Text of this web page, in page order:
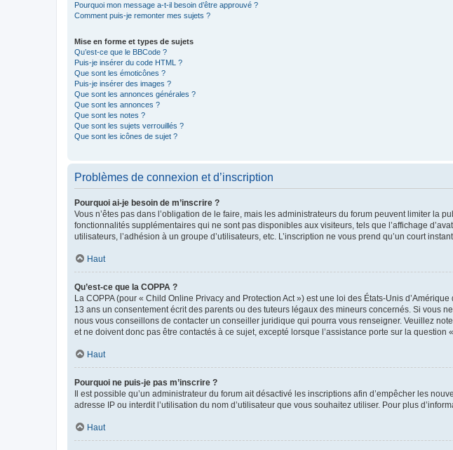
Pourquoi mon message a-t-il besoin d’être approuvé ?
Comment puis-je remonter mes sujets ?
Mise en forme et types de sujets
Qu’est-ce que le BBCode ?
Puis-je insérer du code HTML ?
Que sont les émoticônes ?
Puis-je insérer des images ?
Que sont les annonces générales ?
Que sont les annonces ?
Que sont les notes ?
Que sont les sujets verrouillés ?
Que sont les icônes de sujet ?
Problèmes de connexion et d’inscription
Pourquoi ai-je besoin de m’inscrire ?
Vous n’êtes pas dans l’obligation de le faire, mais les administrateurs du forum peuvent limiter
fonctionnalités supplémentaires qui ne sont pas disponibles aux visiteurs, tels que l’affichage
utilisateurs, l’adhésion à un groupe d’utilisateurs, etc. L’inscription ne vous prend qu’un court
Haut
Qu’est-ce que la COPPA ?
La COPPA (pour « Child Online Privacy and Protection Act ») est une loi des États-Unis
13 ans un consentement écrit des parents ou des tuteurs légaux des mineurs concernés. Si vous
nous vous conseillons de contacter un conseiller juridique qui pourra vous renseigner. Veuillez
et ne doivent donc pas être contactés à ce sujet, excepté lorsque l’assistance porte sur la
Haut
Pourquoi ne puis-je pas m’inscrire ?
Il est possible qu’un administrateur du forum ait désactivé les inscriptions afin d’empêcher les
adresse IP ou interdit l’utilisation du nom d’utilisateur que vous souhaitez utiliser. Pour plus
Haut